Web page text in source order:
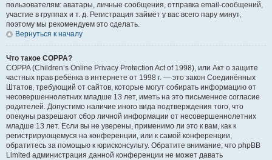
пользователям: аватары, личные сообщения, отправка email-сообщений,
участие в группах и т. д. Регистрация займёт у вас всего пару минут,
поэтому мы рекомендуем это сделать.
Вернуться к началу
Что такое COPPA?
COPPA (Children’s Online Privacy Protection Act of 1998), или Акт о защите
частных прав ребёнка в интернете от 1998 г. — это закон Соединённых
Штатов, требующий от сайтов, которые могут собирать информацию от
несовершеннолетних младше 13 лет, иметь на это письменное согласие
родителей. Допустимо наличие иного вида подтверждения того, что
опекуны разрешают сбор личной информации от несовершеннолетних
младше 13 лет. Если вы не уверены, применимо ли это к вам, как к
регистрирующемуся на конференции, или к самой конференции,
обратитесь за помощью к юрисконсульту. Обратите внимание, что phpBB
Limited администрация данной конференции не может давать